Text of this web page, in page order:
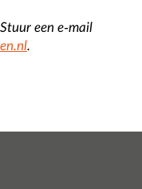
een e-mail
.